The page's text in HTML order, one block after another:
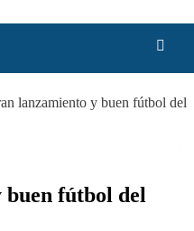
lanzamiento y buen fútbol del
fútbol del